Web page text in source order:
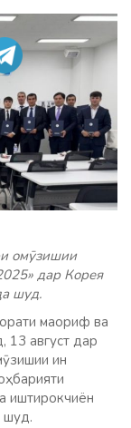
омӯзишии
дар Корея
шуд.
маориф ва
13 август дар
ин
иштирокчиён
шуд.